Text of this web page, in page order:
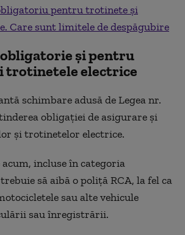
pentru trotinete și
Care sunt limitele de despăgubire
obligatorie și pentru
trotinetele electrice
schimbare adusă de Legea nr.
obligației de asigurare și
și trotinetelor electrice.
acum, incluse în categoria
să aibă o poliță RCA, la fel ca
sau alte vehicule
sau înregistrării.